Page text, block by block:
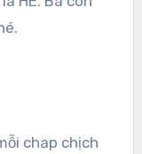
chap chịch